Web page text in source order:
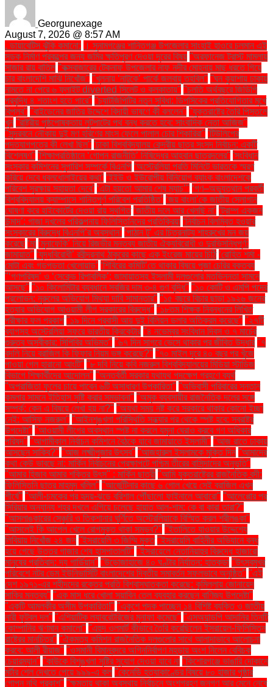
Georgunexage
August 7, 2026 @ 8:57 AM
. ডায়াবেটিস ঝুঁকি কমানো:
। সুনামগঞ্জের শান্তিগঞ্জ উপজেলার সাংহাই হাওরে চলমান এই
সড়ক নির্মাণ প্রকল্পের জন্য জমির ক্ষতিপূরণ দেওয়া দূরের বিষয় ''অরফানেজ ট্রাস্ট মামলায়
সাজার রায় বাতিল ''কক্সবাজারের টেকনাফ উপজেলার নাফ নদীর মোহনায় মাছ ধরতে গিয়ে
চার বাংলাদেশি মাঝি নিখোঁজ'' ''খুলনায় ‘নাটুকে’ পার্কে জলবায়ু তহবিল'' ''ঘন কুয়াশায় ঢাকায়
নামতে না পেরে ৬ ফ্লাইট diverted সিলেট ও কলকাতায়'' ''চলতি অর্থবছরে জিডিপি
প্রবৃদ্ধি ৪ শতাংশ হতে পারে'' ''চ্যাটজিপিটির নতুন সুবিধা: ডিপসিকের প্রতিযোগিতার মুখে
বিপ্লব'' ''বাইডেনের জাতির উদ্দেশে বিদায়ী ভাষণে কী বললেন'' ''যুক্তরাষ্ট্রে তৈরি পিস্তলে
খুন ''রাষ্ট্রীয় পৃষ্ঠপোষকতায় লুটপাটের পথ বন্ধ করতে হবে: সাংবাদিক নেতা আজিজ"
''সুন্দরবনে নৌকায় দুই মণ হরিণের মাংস ফেলে পালাল চোর শিকারিরা'' 'টিউলিপের
পদত্যাগপত্রে কী লেখা ছিল'' 'ঢাকা বিশ্ববিদ্যালয় কেন্দ্রীয় ছাত্র সংসদ নির্বাচন: একটি
বিশ্লেষণ'' 'শিক্ষাপ্রতিষ্ঠানে ‘গোপন রাজনীতি’ নিষিদ্ধের আহ্বান ছাত্রদলের'' 'সংবিধান
সংস্কার কমিশনের সুপারিশ সম্পর্কে বিএনপি ‘অস্ট্রেলিয়া প্রতি মিনিটে ভারতকে স্মরণ
করিয়ে দেবে ধবলধোলাইয়ের কথা’ ‘ইইউ ও ইউরোপীয় বিনিয়োগ ব্যাংক বাংলাদেশকে
পরিবেশ সুরক্ষায় সহায়তা দেবে’ ‘এটা হয়তো আমার শেষ ম্যাচ’" ‘গণ–অভ্যুত্থান পরবর্তী
বিশ্ববিদ্যালয় ক্যাম্পাসে শান্তিপূর্ণ পরিবেশ প্রতিষ্ঠিত’ ‘জয় বাংলা’কে জাতীয় স্লোগান
ঘোষণা করে হাইকোর্টের দেওয়া রায় স্থগিত ‘জাতীয় দলে আর খেলছি না’ ‘ট্রাম্প একজন
উন্মাদ’: গাজা দখলের পরিকল্পনায় ফিলিস্তিনিদের প্রতিক্রিয়া ‘নির্বাচন বিলম্বিত হওয়ার
সংস্কারের বিরুদ্ধে বিএনপি’র অবস্থান’ ‘পাঠান টু’ এর চিত্রনাট্য শাহরুখের মন জয়
করেছে ‘মা ‘মুনাফেকি’ নিয়ে রিজভীর মন্তব্য জাতীয় ঐক্যবিরোধী ও দুরভিসন্ধিপূর্ণ:
জামায়াত" ‘যুদ্ধবিরোধী’ রবীন্দ্রনাথ ঠাকুরের কাছে এক ইংরেজ মায়ের চিঠি ‘রোহিত শর্মা -
মোটা এবং গড়পড়তা খেলোয়াড়’ ‘শিবিরের কমিটি’তে থাকার বিষয়ে পূজা চেরির বক্তব্য
"‘গণপরিষদ’ ও ‘সেকেন্ড রিপাবলিক’: জামায়াতসহ ইসলামী দলগুলোর মতভিন্নতা সামনে
আসছে" "১০ কিলোমিটার ব্যবধানে সবজির দাম ৩-৪ গুণ বৃদ্ধি" "১০ কোটি ও এমপি পদের
প্রলোভন: নুরুলের অভিযোগ মিথ্যা দাবি সামান্তার" "১৫ বছরে বিচার ছাড়া ১৯২৬ জনের
হত্যার অভিযোগ আওয়ামী লীগ সরকারের বিরুদ্ধে" "১৮তম শিক্ষক নিবন্ধনের লিখিত
পরীক্ষার ফল প্রকাশ "১৯ দিনে প্রবাসী আয় দুই বিলিয়ন ডলার অতিক্রম করেছে" "২৭টি
ব্যাগসহ অস্ট্রেলিয়া সফরে ভারতীয় ক্রিকেটার "৪ নভেম্বর সংবিধান দিবস ও ৭ মার্চের
গুরুত্ব অস্বীকার: সিপিবির অভিমত" "৬৭ দিন সাগরে ভেসে থাকার পর জীবিত উদ্ধার "৭
বদলি নিয়ে ব্রাজিল কি ফিফার নিয়ম ভঙ্গ করেছে?" "৭০ মাইল দূরে ৪০ বছর পর খুঁজে
পাওয়া গেল হারানো আংটি" "৮ দবি নিয়ে কবি নজরুল বিশ্ববিদ্যালয়ের মিডিয়া স্টাডিজ
বিভাগে শিক্ষার্থীদের আন্দোলন" "অন্তর্বর্তী সরকার যথাযথ পদক্ষেপ গ্রহণে ব্যর্থ
"অপরাজিতা ফুলের চায়ে পাবেন ৬টি অসাধারণ উপকারিতা" "অভিবাসী পরিবারের সন্তান
কমলার সামনে ইতিহাস সৃষ্টি করার সম্ভাবনা" "অমুক ব্যবসায়ীর রাজনৈতিক দলের সঙ্গে
সম্পর্ক: কেন এ বিষয়ে লেখা হয় না?" "অযথা সময় নষ্ট করে সরকারে থাকার কোনো ইচ্ছা
নেই: আসিফ নজরুল" "আইনশৃঙ্খলা পরিস্থিতি সন্ধ্যার পর থেকে স্পষ্ট হবে: স্বরাষ্ট্র
উপদেষ্টা" "আওয়ামী লীগের অবস্থান স্পষ্ট না করলে যমুনা ঘেরাও করবে গণ অধিকার
পরিষদ" "আগামীকাল নির্বাচন কমিশনে বৈঠকে যাবে জামায়াতে ইসলামী" "আজ রাতে ঢাকায়
আসছেন সাকিব?" "আজ লক্ষ্মীপূজার উৎসব" "আজহারুল ইসলামকে মুক্তি দিন "আমাদের
কথা কেউ ভাবছে না: মার্কিন নির্বাচনের প্রেক্ষাপটে পশ্চিম তীরের বাসিন্দাদের অনুভূতি"
"আমার হিজাব আমার শক্তির উৎস" : মার্কিন ছাত্রী "আমি যুক্তরাষ্ট্রের রাজনৈতিক বন্দী:
ফিলিস্তিনি ছাত্র মাহমুদ খলিল" "আর্জেন্টিনার কাছে ৬ গোল খেয়ে সেই ব্রাজিল এখন
শীর্ষে" "আলী-চমকের পর হৃদয়-ঝড়ে বরিশাল পৌঁছালো ফাইনালে আবারো" "আলেপ্পোর পর
সিরিয়ার অন্যান্য শহর দখলে এগিয়ে চলেছে হায়াত আল-শাম: কে বা কারা তারা?"
"আসলাঙ্কারের সেঞ্চুরি ও তিকশানার ঘূর্ণিতে অস্ট্রেলিয়াকে বিস্মিত করল শ্রীলঙ্কা"
"আসলেই কি আপেল খেলে রোগমুক্ত থাকা সম্ভব?" "ইতালিতে যাওয়ার উদ্দেশ্যে
লিবিয়ায় নিখোঁজ ২৪ জন "ইসরায়েলি ৩ জিম্মি মুক্ত "ইসরায়েলি বাহিনীর অভিযানে বন্ধ
হয়ে গেছে উত্তর গাজার শেষ হাসপাতালটি" "ইসরায়েলে নেতানিয়াহুর বিরুদ্ধে হাজারো
মানুষের প্রতিবাদ: দ্য গার্ডিয়ান" "উড়োজাহাজে ৪০ ঘণ্টার নির্যাতন: হাতকড়া "উৎসবমুখর
পরিবেশে নটর ডেম ইউনিভার্সিটি বাংলাদেশের দ্বিতীয় সমাবর্তন সফলভাবে অনুষ্ঠিত" "এই
দেশ ১৯৭১-এর শহীদদের রক্তের প্রতি বিশ্বাসঘাতকতা করেছে: কুমিল্লায় জোনায়েদ
সাকির মন্তব্য" "এক মাস ধরে খোলা সয়াবিন তেল ব্যবহার করছেন বাণিজ্য উপদেষ্টা"
"একটি আমলকীর অসীম উপকারিতা!" "একুশে পদক পাচ্ছেন ১৪ বিশিষ্ট ব্যক্তি ও জাতীয়
নারী ফুটবল দল" "এশিয়াটিক ল্যাবরেটরিজের মুনাফা কমেছে" "এসঅ্যান্ডপি আদানির তিনটি
কোম্পানির ঋণমান কমালো" "এহুদ ওলমার্ট কীভাবে তৈরি করেছিলেন ইসরায়েল-ফিলিস্তিন
রাষ্ট্রের মানচিত্র" "ঐকমত্য কমিশন রাজনৈতিক দলগুলোর সাথে আলাদাভাবে আলোচনা
করবে: আলী রীয়াজ" "ওসমানী বিমানবন্দরে অগ্নিনির্বাপণ মহড়ায় অংশ নিলেন বেবিচক
চেয়ারম্যান" "কাউকে বিশৃঙ্খলা সৃষ্টির সুযোগ দেওয়া যাবে না "কিশোরগঞ্জে ভাঙারি দোকানে
মর্টার শেল দেখতে পেয়ে ৯৯৯-এ কল "কেনেডি হত্যাকাণ্ডের বিষয়ে ৮০ হাজার পৃষ্ঠার
গোপন নথি প্রকাশ" "ক্ষমতায় থাকা অবস্থায় নির্বাচনে অংশগ্রহণ জনগণ আর মেনে নেবে